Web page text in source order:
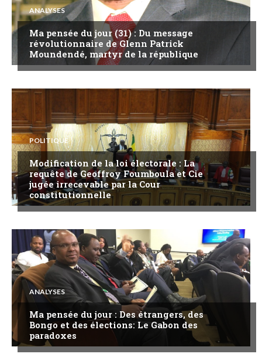
ANALYSES
Ma pensée du jour (31) : Du message
révolutionnaire de Glenn Patrick
Moundendé, martyr de la république
POLITIQUE
Modification de la loi électorale : La
requête de Geoffroy Foumboula et Cie
jugée irrecevable par la Cour
constitutionnelle
ANALYSES
Ma pensée du jour : Des étrangers, des
Bongo et des élections: Le Gabon des
paradoxes